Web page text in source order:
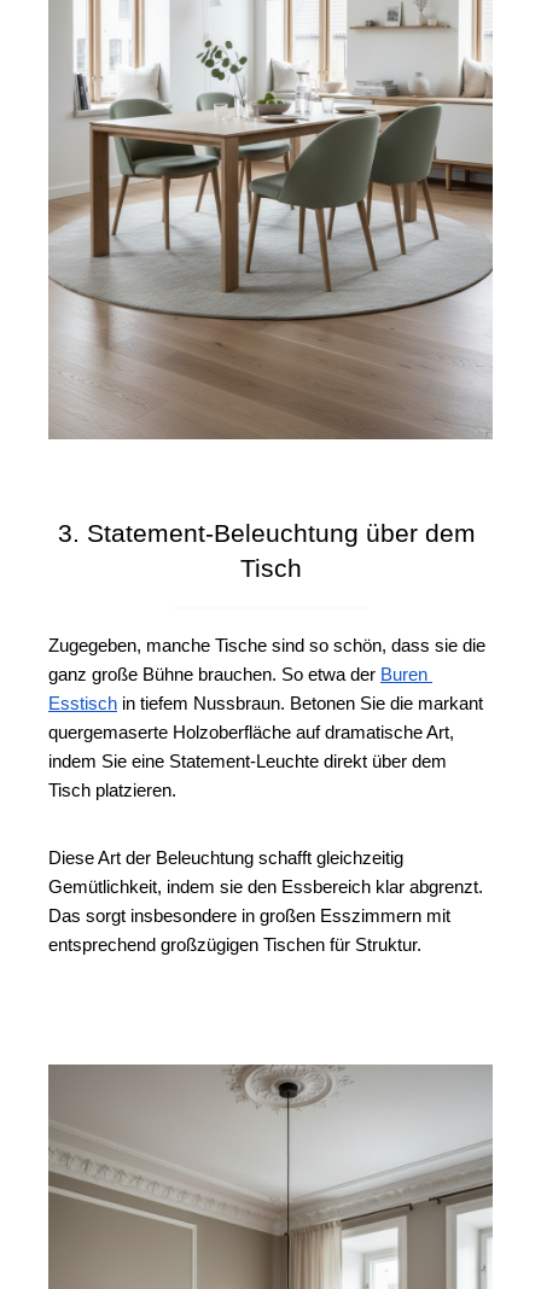
3. Statement-Beleuchtung über dem
Tisch
Zugegeben, manche Tische sind so schön, dass sie die
ganz große Bühne brauchen. So etwa der Buren
Esstisch in tiefem Nussbraun. Betonen Sie die markant
quergemaserte Holzoberfläche auf dramatische Art,
indem Sie eine Statement-Leuchte direkt über dem
Tisch platzieren.
Diese Art der Beleuchtung schafft gleichzeitig
Gemütlichkeit, indem sie den Essbereich klar abgrenzt.
Das sorgt insbesondere in großen Esszimmern mit
entsprechend großzügigen Tischen für Struktur.